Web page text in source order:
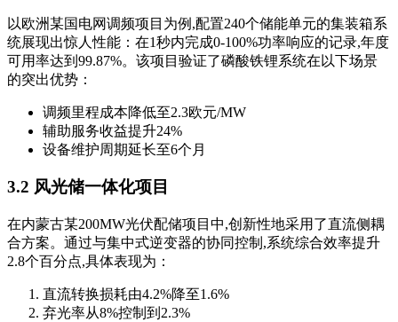
以欧洲某国电网调频项目为例,配置240个储能单元的集装箱系
统展现出惊人性能：在1秒内完成0-100%功率响应的记录,年度
可用率达到99.87%。该项目验证了磷酸铁锂系统在以下场景
的突出优势：
调频里程成本降低至2.3欧元/MW
辅助服务收益提升24%
设备维护周期延长至6个月
3.2 风光储一体化项目
在内蒙古某200MW光伏配储项目中,创新性地采用了直流侧耦
合方案。通过与集中式逆变器的协同控制,系统综合效率提升
2.8个百分点,具体表现为：
直流转换损耗由4.2%降至1.6%
弃光率从8%控制到2.3%